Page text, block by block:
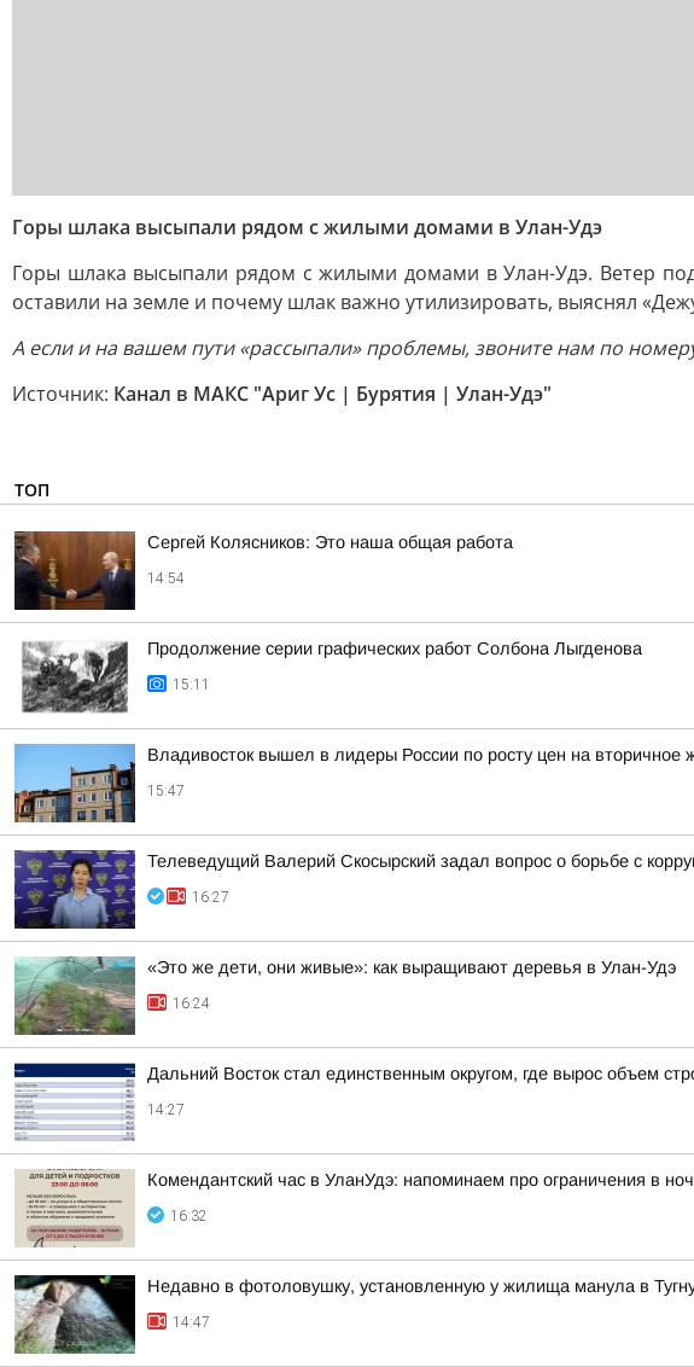
Горы шлака высыпали рядом с жилыми домами в Улан-Удэ
Горы шлака высыпали рядом с жилыми домами в Улан-Удэ. Ветер
оставили на земле и почему шлак важно утилизировать, выяснял
А если и на вашем пути «рассыпали» проблемы, звоните нам по
Источник: Канал в МАКС "Ариг Ус | Бурятия | Улан-Удэ"
ТОП
Сергей Колясников: Это наша общая работа
14:54
Продолжение серии графических работ Солбона Лыгденова
15:11
Владивосток вышел в лидеры России по росту цен на вторичное
15:47
Телеведущий Валерий Скосырский задал вопрос о борьбе с
16:27
«Это же дети, они живые»: как выращивают деревья в Улан-Удэ
16:24
Дальний Восток стал единственным округом, где вырос объем
14:27
Комендантский час в УланУдэ: напоминаем про ограничения в
16:32
Недавно в фотоловушку, установленную у жилища манула в
14:47